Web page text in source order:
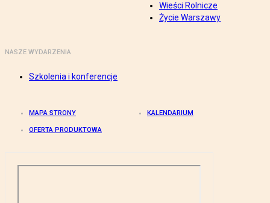
Wieści Rolnicze
Życie Warszawy
NASZE WYDARZENIA
Szkolenia i konferencje
MAPA STRONY KALENDARIUM
OFERTA PRODUKTOWA